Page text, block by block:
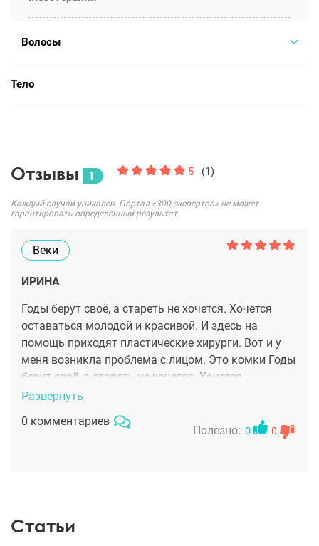
Волосы
Тело
Отзывы 1 5 (1)
Каждый случай уникален. Портал «300 экспертов» не может
гарантировать определенный результат.
Веки
ИРИНА
Годы берут своё, а стареть не хочется. Хочется
оставаться молодой и красивой. И здесь на
помощь приходят пластические хирурги. Вот и у
меня возникла проблема с лицом. Это комки Годы
берут своё, а стареть не хочется. Хочется
оставаться молодой и красивой. И здесь на
меня возникла проблема с лицом. которая стала
золотыми руками. После осмотра и консультации
Развернуть
0 комментариев
Полезно: 0 0
Статьи